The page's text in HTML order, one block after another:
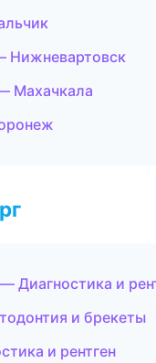
Нижневартовск
Махачкала
Диагностика и
и брекеты
и рентген